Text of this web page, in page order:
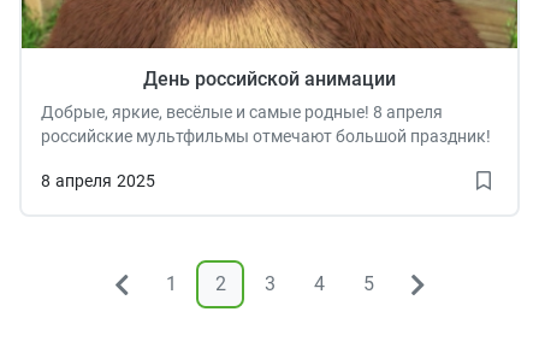
8 апреля 2025
День российской анимации
Добрые, яркие, весёлые и самые родные! 8 апреля
российские мультфильмы отмечают большой праздник!
&larr;
1 2 3 4 5
&rarr;